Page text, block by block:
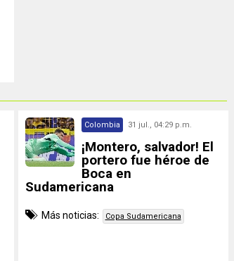
Colombia 31 jul., 04:29 p.m.
¡Montero, salvador! El
portero fue héroe de
Boca en
Sudamericana
Más noticias: Copa Sudamericana